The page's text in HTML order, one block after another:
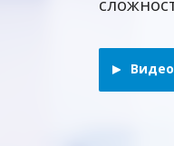
Видео